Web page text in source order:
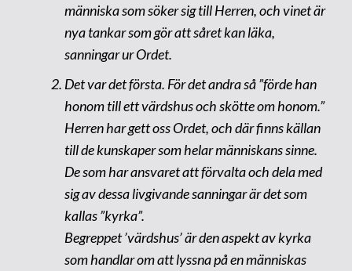
människa som söker sig till Herren, och vinet är
nya tankar som gör att såret kan läka,
sanningar ur Ordet.
Det var det första. För det andra så ”förde han
honom till ett värdshus och skötte om honom.”
Herren har gett oss Ordet, och där finns källan
till de kunskaper som helar människans sinne.
De som har ansvaret att förvalta och dela med
sig av dessa livgivande sanningar är det som
kallas ”kyrka”.
Begreppet ’värdshus’ är den aspekt av kyrka
som handlar om att lyssna på en människas